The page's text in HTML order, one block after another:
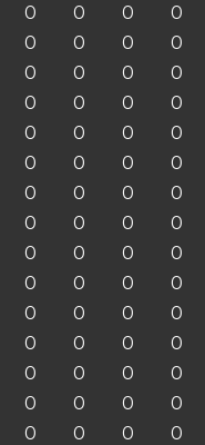
0 0 0 0
0 0 0 0
0 0 0 0
0 0 0 0
0 0 0 0
0 0 0 0
0 0 0 0
0 0 0 0
0 0 0 0
0 0 0 0
0 0 0 0
0 0 0 0
0 0 0 0
0 0 0 0
0 0 0 0